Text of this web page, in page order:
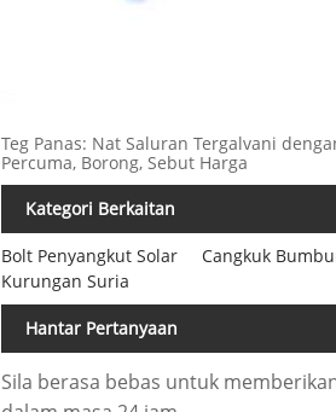
Teg Panas: Nat Saluran Tergalvani
Percuma, Borong, Sebut Harga
Kategori Berkaitan
Bolt Penyangkut Solar Cangkuk
Kurungan Suria
Hantar Pertanyaan
Sila berasa bebas untuk